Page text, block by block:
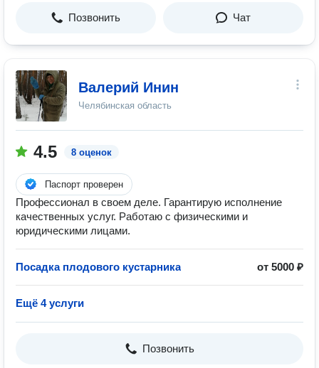
Позвонить Чат
Валерий Инин
Челябинская область
4.5 8 оценок
Паспорт проверен
Профессионал в своем деле. Гарантирую исполнение
качественных услуг. Работаю с физическими и
юридическими лицами.
Посадка плодового кустарника от 5000 ₽
Ещё 4 услуги
Позвонить